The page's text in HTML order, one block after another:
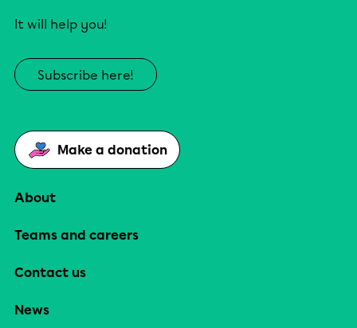
It will help you!
Subscribe here!
Make a donation
About
Teams and careers
Contact us
News